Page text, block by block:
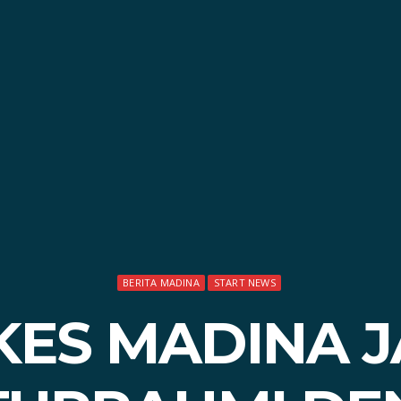
BERITA MADINA START NEWS
MADINA